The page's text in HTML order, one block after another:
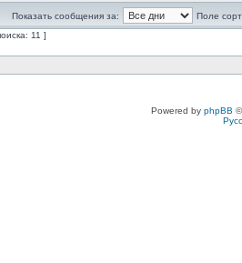
Показать сообщения за:
Поле
11 ]
Powered by phpBB